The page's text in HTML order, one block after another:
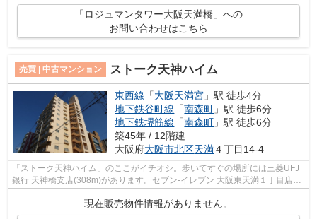
「ロジュマンタワー大阪天満橋」への
お問い合わせはこちら
売買 | 中古マンション ストーク天神ハイム
東西線 「大阪天満宮 」駅 徒歩4分
地下鉄谷町線 「南森町 」駅 徒歩6分
地下鉄堺筋線 「南森町 」駅 徒歩6分
築45年 / 12階建
大阪府大阪市北区天満４丁目14-4
「ストーク天神ハイム」のここがイチオシ。歩いてすぐの場所には三菱UFJ
銀行 天神橋支店(308m)があります。セブン‐イレブン 大阪東天満１丁目店ま
現在販売物件情報がありません。